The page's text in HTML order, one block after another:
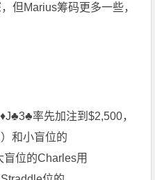
但Marius筹码更多一些，
率先加注到$2,500，
和小盲位的
位的Charles用